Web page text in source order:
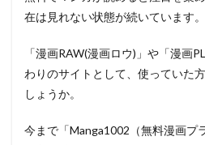
3.1
ス感
染の
リス
ク
3.2
在は見れない状態が続いています。
「漫画RAW(漫画ロウ)」や「漫画
わりのサイトとして、使っていた
しょうか。
今まで「Manga1002（無料漫画プ